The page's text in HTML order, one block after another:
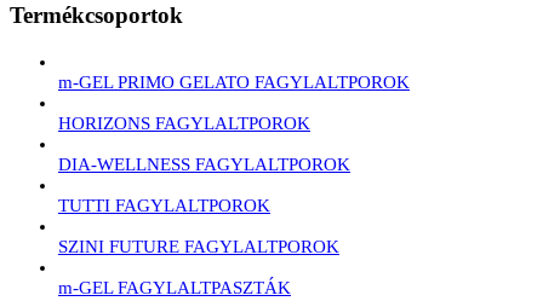
Termékcsoportok
m-GEL PRIMO GELATO FAGYLALTPOROK
HORIZONS FAGYLALTPOROK
DIA-WELLNESS FAGYLALTPOROK
TUTTI FAGYLALTPOROK
SZINI FUTURE FAGYLALTPOROK
m-GEL FAGYLALTPASZTÁK